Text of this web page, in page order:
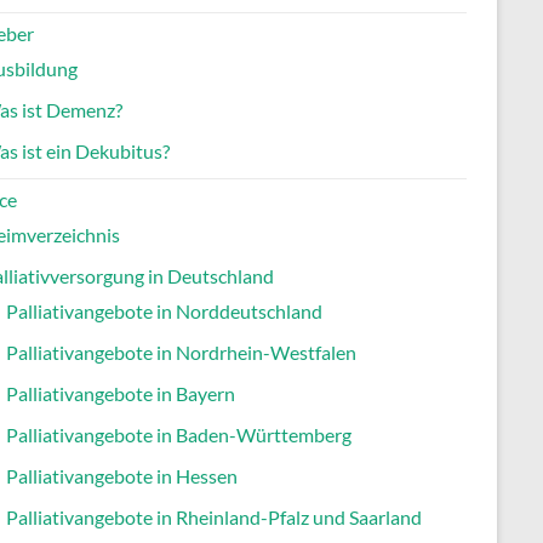
ist Demenz?
ist ein Dekubitus?
in Deutschland
Palliativangebote in Norddeutschland
Palliativangebote in Nordrhein-Westfalen
Palliativangebote in Bayern
Palliativangebote in Baden-Württemberg
Palliativangebote in Hessen
Palliativangebote in Rheinland-Pfalz und Saarland